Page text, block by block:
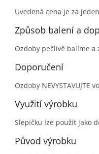
Uvedená cena je za
Způsob balení a
Ozdoby pečlivě balíme a
Doporučení
Ozdoby
Využití výrobku
Slepičku lze použít jako
Původ výrobku